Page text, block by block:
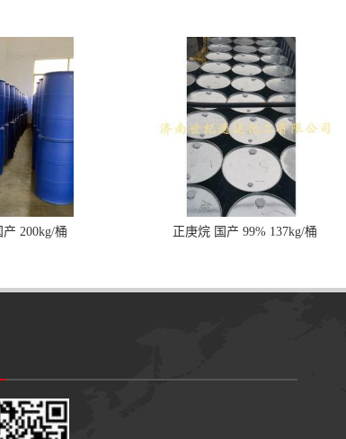
200kg/桶 正庚烷 国产 99% 137kg/桶